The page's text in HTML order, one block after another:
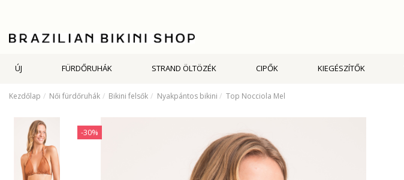
ÚJ FÜRDŐRUHÁK STRAND ÖLTÖZÉK CIPŐK KIEGÉSZÍTŐK
Kezdőlap Női fürdőruhák Bikini felsők Nyakpántos bikini Top Nocciola Mel
-30%